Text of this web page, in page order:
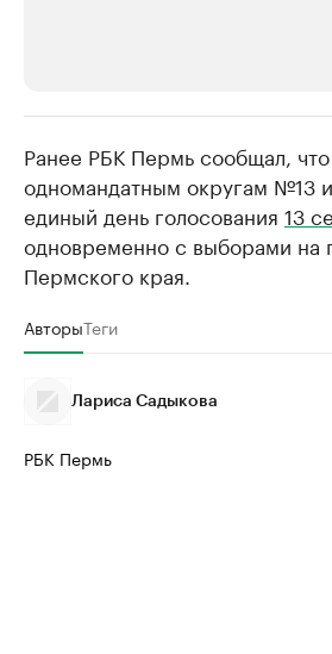
Крупнейшие производители и
продавцы медийной
Ознакомьтесь с информацией в каталоге
Ранее РБК Пермь сообщал,
одномандатным округам №13
единый день голосования 13
одновременно с выборами на
Пермского края.
АвторыТеги
Лариса Садыкова
РБК Пермь